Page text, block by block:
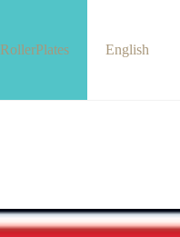
English
RollerPlates